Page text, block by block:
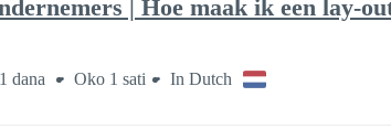
| Hoe maak ik een lay-
dana Oko 1 sati In Dutch